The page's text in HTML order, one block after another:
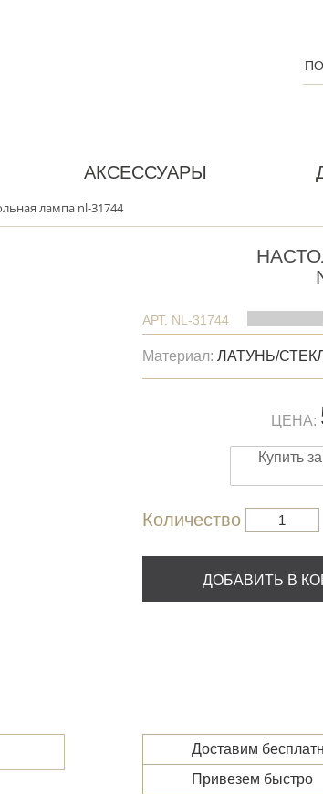
АКСЕССУАРЫ
лампа nl-31744
АРТ. NL-31744
Материал: ЛАТУНЬ/
ЦЕНА:
Купить
Количество
ДОБАВИТЬ В
Доставим
Привезем быстро